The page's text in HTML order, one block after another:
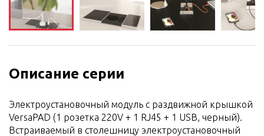
Описание серии
Электроустановочный модуль с раздвижной крышкой
VersaPAD (1 розетка 220V + 1 RJ45 + 1 USB, черный).
Встраиваемый в столешницу электроустановочный